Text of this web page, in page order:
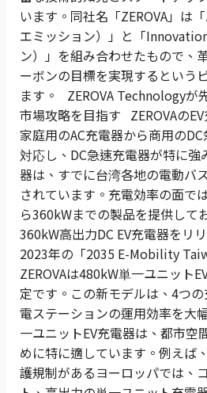
います。同社名「ZEROVA」は
エミッション）」と「
ン）」を組み合わせたもので、
ーボンの目標を実現するという
ます。 ZEROVA Technologyが
市場攻略を目指す ZEROVAの
家庭用のAC充電器から商用の
対応し、DC急速充電器が特に
器は、すでに台湾各地の電動バ
されています。充電効率の面で
ら360kWまでの製品を提供して
360kW高出力DC EV充電器をリ
2023年の「2035 E-Mobility
ZEROVAは480kW単一ユニット
定です。この新モデルは、4つ
電ステーションの運用効率を大
一ユニットEV充電器は、都市空
めに特に適しています。例えば
護規制があるヨーロッパでは、